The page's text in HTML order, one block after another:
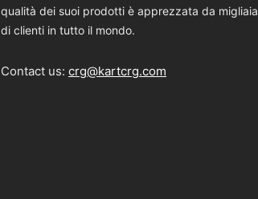
qualità dei suoi prodotti è apprezzata da migliaia
di clienti in tutto il mondo.
Contact us: crg@kartcrg.com